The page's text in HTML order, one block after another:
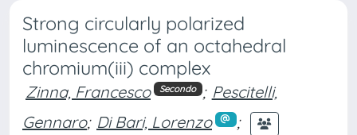
Strong circularly polarized
luminescence of an octahedral
chromium(iii) complex
Zinna, Francesco Secondo ; Pescitelli,
Gennaro; Di Bari, Lorenzo
;